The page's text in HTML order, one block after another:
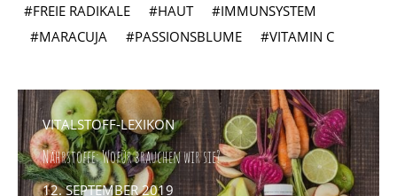
FREIE RADIKALE HAUT
IMMUNSYSTEM
MARACUJA
PASSIONSBLUME VITAMIN C
VITALSTOFF-LEXIKON
Nährstoffe: Wofür brauchen wir sie?
POSTED
12. SEPTEMBER 2019